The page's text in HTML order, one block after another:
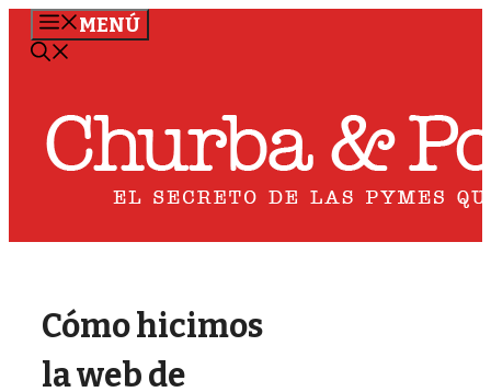
Saltar
MENÚ
Cómo hicimos
la web de